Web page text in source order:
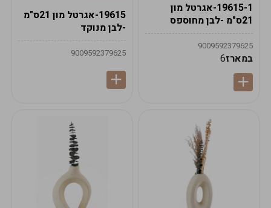
19615-1-אגרטל מון
21ס"מ -לבן מחוספס
9009592379625
במארז6
19615-אגרטל מון 21ס"מ
-לבן מנוקד
9009592379625